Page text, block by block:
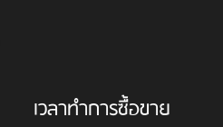
เวลาทำการซื้อขาย